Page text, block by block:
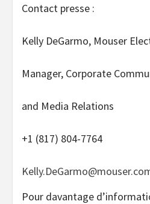
Contact presse :
Kelly DeGarmo, Mouser
Manager, Corporate
and Media Relations
+1 (817) 804-7764
Pour davantage